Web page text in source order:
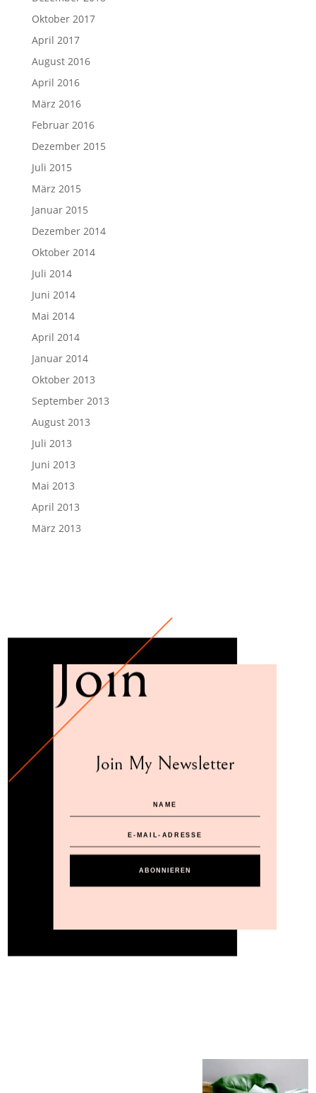
Oktober 2017
April 2017
August 2016
April 2016
März 2016
Februar 2016
Dezember 2015
Juli 2015
März 2015
Januar 2015
Dezember 2014
Oktober 2014
Juli 2014
Juni 2014
Mai 2014
April 2014
Januar 2014
Oktober 2013
September 2013
August 2013
Juli 2013
Juni 2013
Mai 2013
April 2013
März 2013
Join
Join My Newsletter
ABONNIEREN